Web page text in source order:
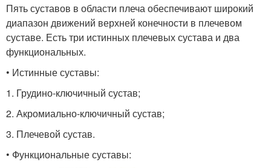
Пять суставов в области плеча обеспечивают широкий
диапазон движений верхней конечности в плечевом
суставе. Есть три истинных плечевых сустава и два
функциональных.
• Истинные суставы:
1. Грудино-ключичный сустав;
2. Акромиально-ключичный сустав;
3. Плечевой сустав.
• Функциональные суставы: